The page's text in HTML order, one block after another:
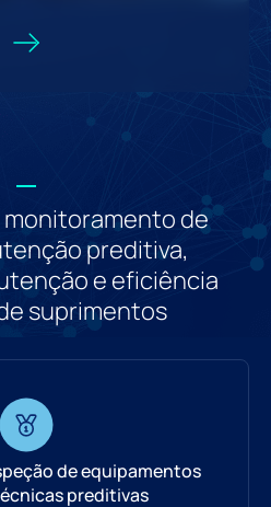
monitoramento de
preditiva,
e eficiência
suprimentos
de equipamentos
preditivas